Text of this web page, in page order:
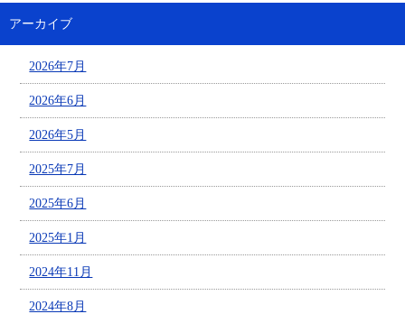
アーカイブ
2026年7月
2026年6月
2026年5月
2025年7月
2025年6月
2025年1月
2024年11月
2024年8月